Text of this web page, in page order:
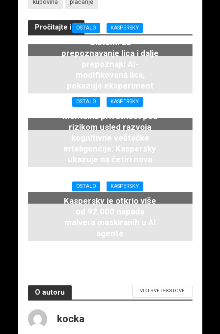
kupovina plaćanje
Pročitajte i...OSTALO KASPERSKY
Sistemi za
prepoznavanje lica i dalje
prepoznaju AI-
modifikovana lica,
pokazuje eksperiment
kompanije Kaspersky
21. maja 2026.
OSTALO KASPERSKY
Mentalna privatnost pod
rizikom usled razvoja
kognitivne veštačke
inteligencije: Kaspersky
ukazuje na četiri nova
rizika
21. maja 2026.
OSTALO KASPERSKY
Kaspersky je otkrio više
od 92.000 napada
malvera maskiranih u AI
agente
O autoru VIDI SVE TEKSTOVE
kocka